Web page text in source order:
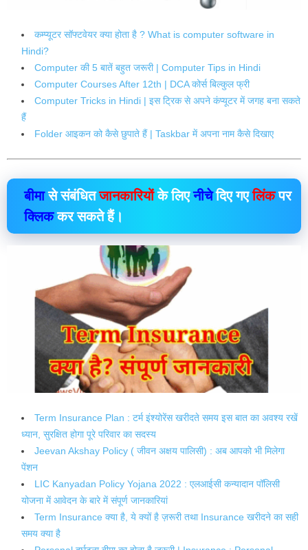
कम्प्यूटर सॉफ्टवेयर क्या होता है ? What is computer software in
Hindi?
Computer की 5 बातें बहुत जरूरी | Computer Tips in Hindi
Computer Courses After 12th | DCA कोर्स बिल्कुल फ्री
Computer Tricks in Hindi | इस ट्रिक से अपने कंप्यूटर में जगह बना सकते
हैं
Folder आइकन को कैसे छुपाते हैं | Taskbar में अपना नाम कैसे दिखाए
बीमासे संबंधितजानकारियोंके लिएनीचेदिए गएलिंकपर
क्लिककर सकते हैं।
Term Insurance Plan : टर्म इंश्योरेंस खरीदते समय इस बात का अवश्य रखें
ध्यान, सुरक्षित होगा पूरे परिवार का सदस्य
Jeevan Akshay Policy ( जीवन अक्षय पालिसी) : अब आपको भी मिलेगा
पेंशन
LIC Kanyadan Policy Yojana 2022 : एलआईसी कन्यादान पॉलिसी
योजना में आवेदन के बारे में संपूर्ण जानकारियां
Term Insurance क्या है, ये क्यों है ज़रूरी तथा Insurance खरीदने का सही
समय क्या है